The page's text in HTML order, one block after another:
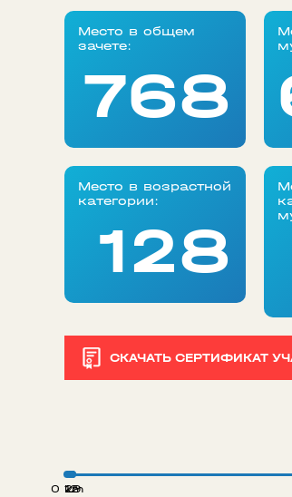
Место в общем
зачете:
768
Место в возрастной
категории:
128
СКАЧАТЬ СЕРТИФИКАТ
12
29
0 km